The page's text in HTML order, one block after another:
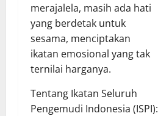
merajalela, masih ada hati
yang berdetak untuk
sesama, menciptakan
ikatan emosional yang tak
ternilai harganya.
Tentang Ikatan Seluruh
Pengemudi Indonesia (ISPI):